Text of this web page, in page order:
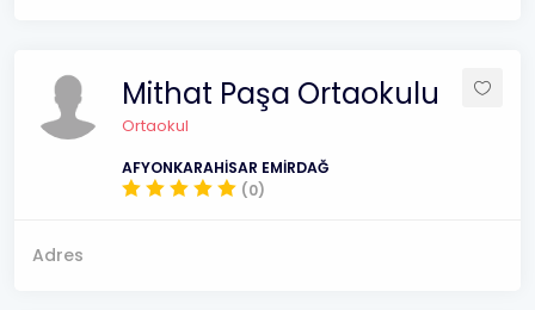
Mithat Paşa Ortaokulu
Ortaokul
AFYONKARAHİSAR EMİRDAĞ
(0)
Adres